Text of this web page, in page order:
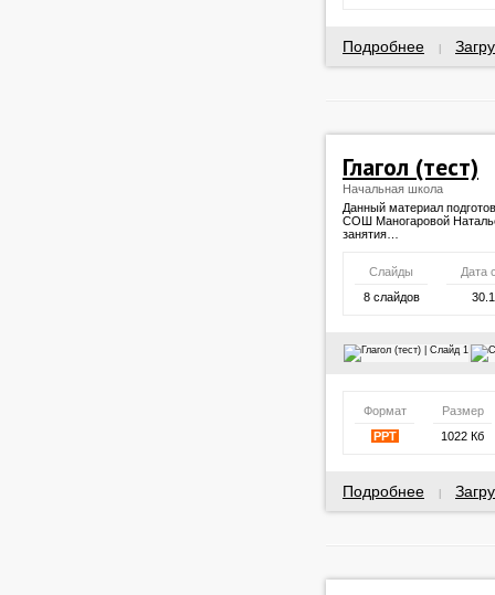
Подробнее
Глагол (тест)
Начальная школа
Данный материал
СОШ Маногаровой
занятия…
Слайды
Дата
8 слайдов
Формат
Размер
PPT
1022 Кб
Подробнее